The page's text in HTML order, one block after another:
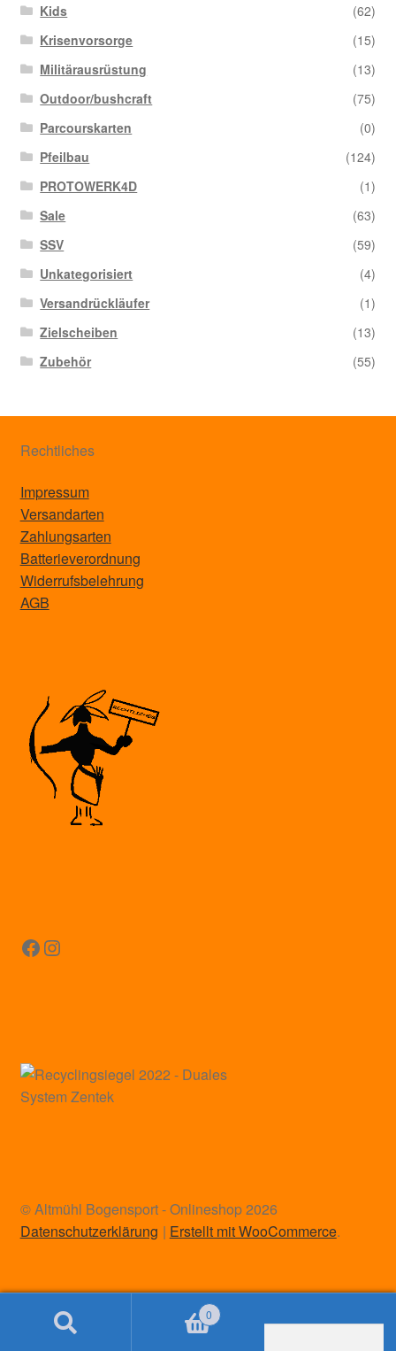
Kids
(62)
Krisenvorsorge
(15)
Militärausrüstung
(13)
Outdoor/bushcraft
(75)
Parcourskarten
(0)
Pfeilbau
(124)
PROTOWERK4D
(1)
Sale
(63)
SSV
(59)
Unkategorisiert
(4)
Versandrückläufer
(1)
Zielscheiben
(13)
Zubehör
(55)
Rechtliches
Impressum
Versandarten
Zahlungsarten
Batterieverordnung
Widerrufsbelehrung
AGB
Facebook
Instagram
© Altmühl Bogensport - Onlineshop 2026
Datenschutzerklärung
Erstellt mit WooCommerce.
Suchen
0